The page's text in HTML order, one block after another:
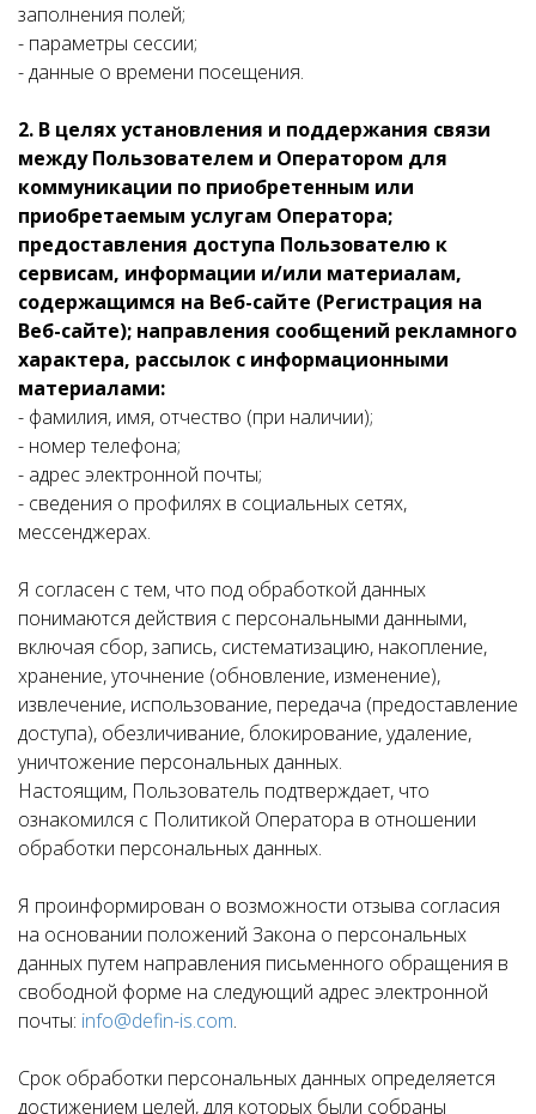
заполнения полей;
- параметры сессии;
- данные о времени посещения.
2. В целях установления и поддержания связи
между Пользователем и Оператором для
коммуникации по приобретенным или
приобретаемым услугам Оператора;
предоставления доступа Пользователю к
сервисам, информации и/или материалам,
содержащимся на Веб-сайте (Регистрация на
Веб-сайте); направления сообщений рекламного
характера, рассылок с информационными
материалами:
- фамилия, имя, отчество (при наличии);
- номер телефона;
- адрес электронной почты;
- сведения о профилях в социальных сетях,
мессенджерах.
Я согласен с тем, что под обработкой данных
понимаются действия с персональными данными,
включая сбор, запись, систематизацию, накопление,
хранение, уточнение (обновление, изменение),
извлечение, использование, передача (предоставление
доступа), обезличивание, блокирование, удаление,
уничтожение персональных данных.
Настоящим, Пользователь подтверждает, что
ознакомился с Политикой Оператора в отношении
обработки персональных данных.
Я проинформирован о возможности отзыва согласия
на основании положений Закона о персональных
данных путем направления письменного обращения в
свободной форме на следующий адрес электронной
почты: info@defin-is.com.
Срок обработки персональных данных определяется
достижением целей, для которых были собраны